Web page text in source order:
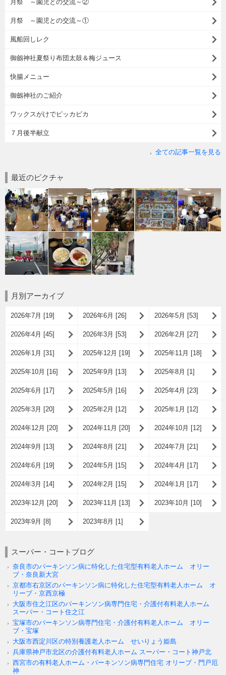
月祭 ～園児との交流～②
月祭 ～園児との交流～①
風船回しレク
御劔神社夏祭り布団太鼓＆梅ジュース
快腸メニュー
御劔神社のご紹介
ワックスがけでピッカピカ
７月後半献立
全ての記事一覧を見る
最近のピクチャ
月別アーカイブ
2026年7月 [19] 2026年6月 [26] 2026年5月 [53]
2026年4月 [45] 2026年3月 [53] 2026年2月 [27]
2026年1月 [31] 2025年12月 [19] 2025年11月 [18]
2025年10月 [16] 2025年9月 [13] 2025年8月 [1]
2025年6月 [17] 2025年5月 [16] 2025年4月 [23]
2025年3月 [20] 2025年2月 [12] 2025年1月 [12]
2024年12月 [20] 2024年11月 [20] 2024年10月 [12]
2024年9月 [13] 2024年8月 [21] 2024年7月 [21]
2024年6月 [19] 2024年5月 [15] 2024年4月 [17]
2024年3月 [14] 2024年2月 [15] 2024年1月 [17]
2023年12月 [20] 2023年11月 [13] 2023年10月 [10]
2023年9月 [8] 2023年8月 [1]
スーパー・コートブログ
奈良市のパーキンソン病に特化した住宅型有料老人ホーム オリー
ブ・奈良新大宮
京都市右京区のパーキンソン病に特化した住宅型有料老人ホーム オ
リーブ・京西京極
大阪市住之江区のパーキンソン病専門住宅・介護付有料老人ホーム
スーパー・コート住之江
宝塚市のパーキンソン病専門住宅・介護付有料老人ホーム オリー
ブ・宝塚
大阪市西淀川区の特別養護老人ホーム せいりょう姫島
兵庫県神戸市北区の介護付有料老人ホーム スーパー・コート神戸北
西宮市の有料老人ホーム・パーキンソン病専門住宅 オリーブ・門戸厄
神